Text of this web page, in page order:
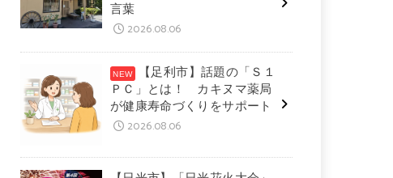
言葉
2026.08.06
【足利市】話題の「Ｓ１
ＰＣ」とは！ カキヌマ薬局
が健康寿命づくりをサポート
2026.08.06